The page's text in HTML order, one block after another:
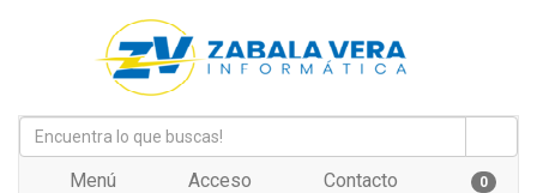
Menú Acceso Contacto 0